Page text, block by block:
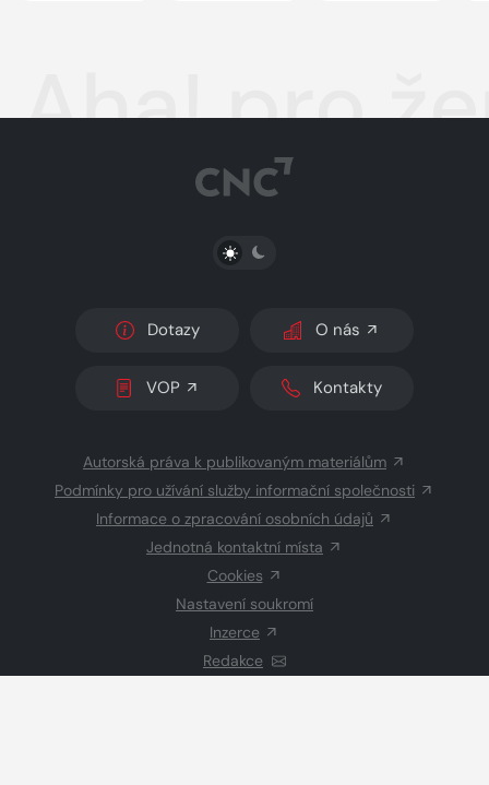
Aha! pro
PŘEPNOUT SVĚTLÝ/TMAVÝ REŽIM
Dotazy O nás
VOP Kontakty
Autorská práva k publikovaným materiálům
Podmínky pro užívání služby informační společnosti
Informace o zpracování osobních údajů
Jednotná kontaktní místa
Cookies
Nastavení soukromí
Inzerce
Redakce